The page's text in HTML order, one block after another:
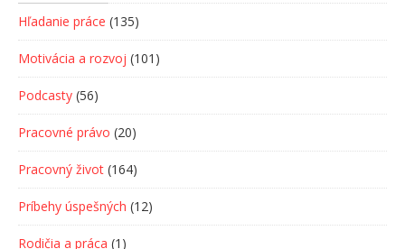
Hľadanie práce (135)
Motivácia a rozvoj (101)
Podcasty (56)
Pracovné právo (20)
Pracovný život (164)
Príbehy úspešných (12)
Rodičia a práca (1)